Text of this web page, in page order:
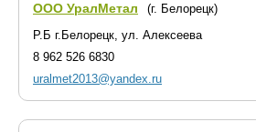
ООО УралМетал
(г. Белорецк)
Р.Б г.Белорецк, ул. Алексеева
8 962 526 6830
uralmet2013@yandex.ru